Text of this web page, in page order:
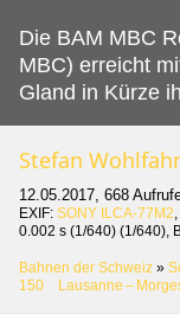
Die BAM MBC
MBC) erreicht
Gland in Kürze
Stefan
12.05.2017, 668
EXIF: SONY ILCA-77M2
0.002 s (1/640) (1/640),
Bahnen der Schweiz »
150 Lausanne –